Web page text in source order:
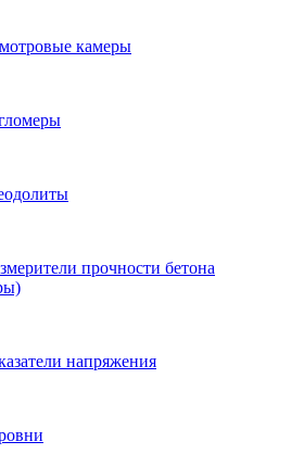
камеры
прочности бетона
напряжения